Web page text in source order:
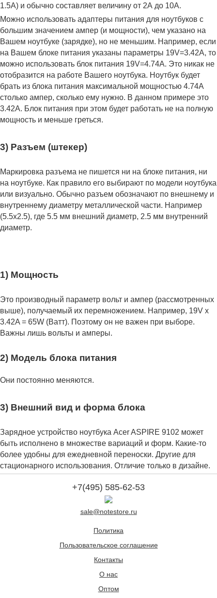
1.5A) и обычно составляет величину от 2А до 10A.
Можно использовать адаптеры питания для ноутбуков с
большим значением ампер (и мощности), чем указано на
Вашем ноутбуке (зарядке), но не меньшим. Например, если
на Вашем блоке питания указаны параметры 19V=3.42A, то
можно использовать блок питания 19V=4.74A. Это никак не
отобразится на работе Вашего ноутбука. Ноутбук будет
брать из блока питания максимальной мощностью 4.74А
столько ампер, сколько ему нужно. В данном примере это
3.42А. Блок питания при этом будет работать не на полную
мощность и меньше греться.
3) Разъем (штекер)
Маркировка разъема не пишется ни на блоке питания, ни
на ноутбуке. Как правило его выбирают по модели ноутбука
или визуально. Обычно разъем обозначают по внешнему и
внутреннему диаметру металлической части. Например
(5.5x2.5), где 5.5 мм внешний диаметр, 2.5 мм внутренний
диаметр.
1) Мощность
Это производный параметр вольт и ампер (рассмотренных
выше), получаемый их перемножением. Например, 19V x
3.42A = 65W (Ватт). Поэтому он не важен при выборе.
Важны лишь вольты и амперы.
2) Модель блока питания
Они постоянно меняются.
3) Внешний вид и форма блока
Зарядное устройство ноутбука Acer ASPIRE 9102 может
быть исполнено в множестве вариаций и форм. Какие-то
более удобны для ежедневной переноски. Другие для
стационарного использования. Отличие только в дизайне.
+7(495) 585-62-53
sale@notestore.ru
Политика
Пользовательское соглашение
Контакты
О нас
Оптом